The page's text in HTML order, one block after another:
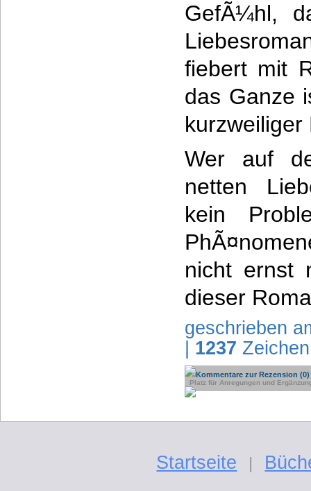
GefÃ¼hl,
fiebert mit
das Ganze
kurzweiliger
Wer auf
netten
kein
nicht ernst
dieser
geschrieben
1237 Zeichen
Kommentare zur Rezension (0)
Platz für Anregungen und
Startseite |